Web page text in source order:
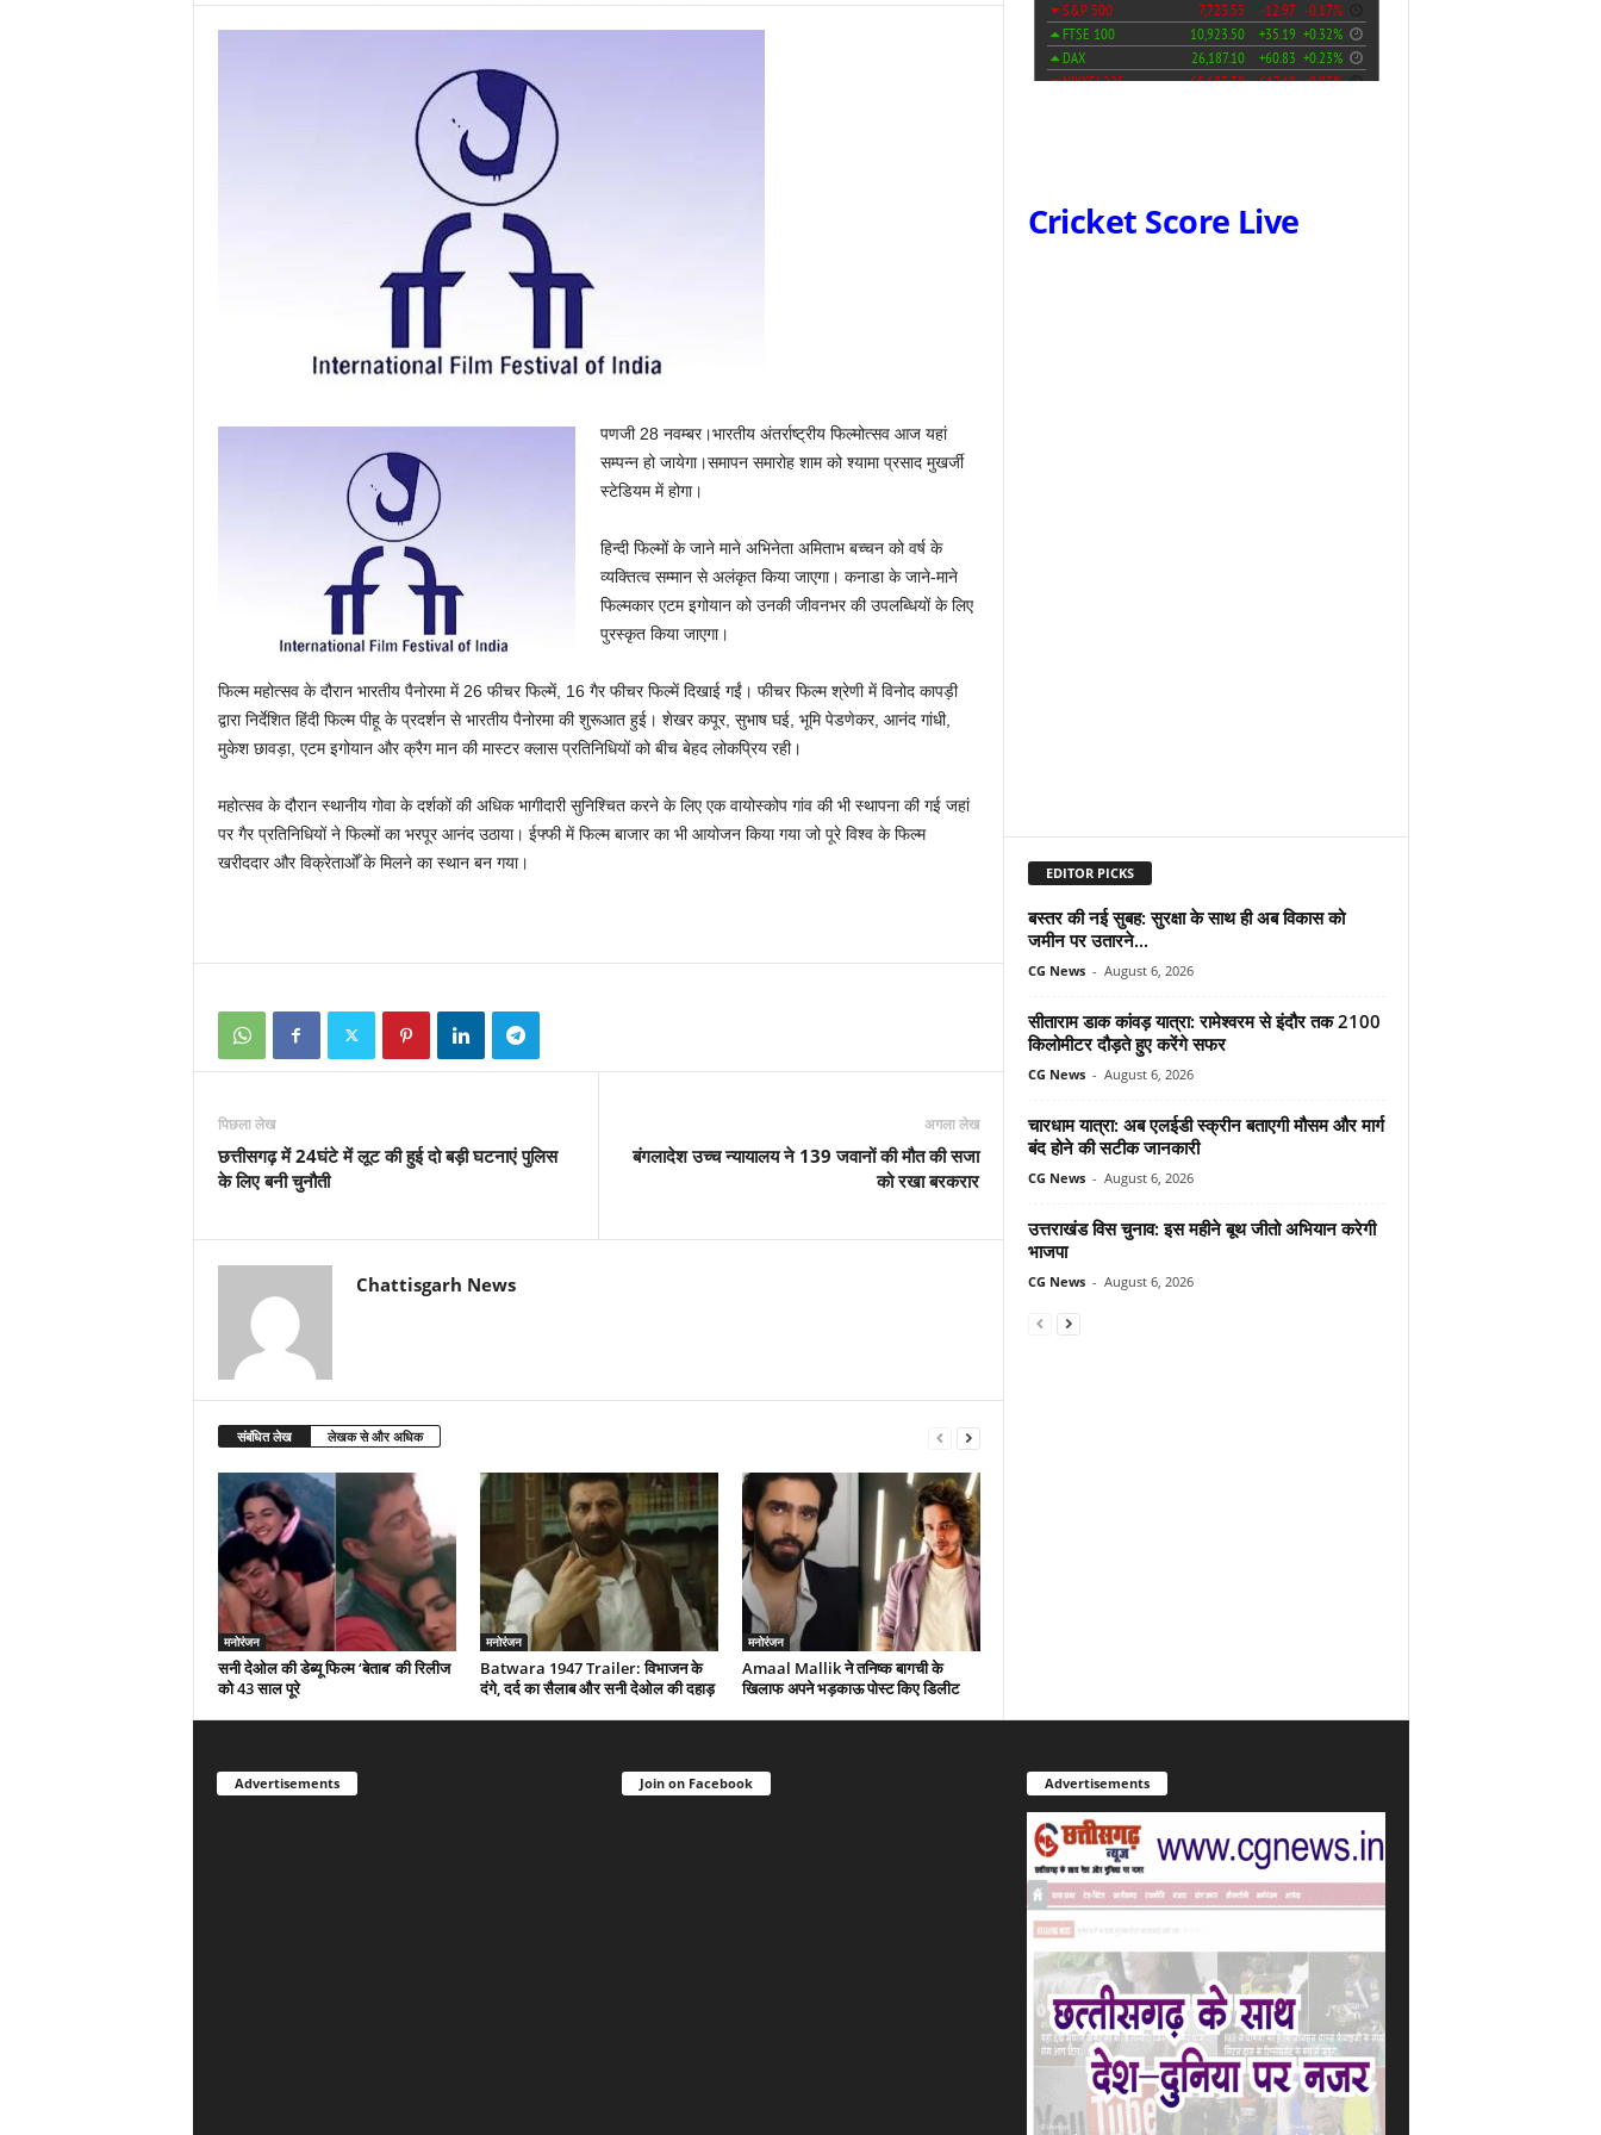
पणजी 28 नवम्बर।भारतीय अंतर्राष्ट्रीय फिल्मोत्सव आज यहां
सम्पन्न हो जायेगा।समापन समारोह शाम को श्यामा प्रसाद मुखर्जी
स्टेडियम में होगा।
हिन्दी फिल्मों के जाने माने अभिनेता अमिताभ बच्चन को वर्ष के
व्यक्तित्व सम्मान से अलंकृत किया जाएगा। कनाडा के जाने-माने
फिल्मकार एटम इगोयान को उनकी जीवनभर की उपलब्धियों के लिए
पुरस्कृत किया जाएगा।
फिल्म महोत्सव के दौरान भारतीय पैनोरमा में 26 फीचर फिल्में, 16 गैर फीचर फिल्में दिखाई गईं। फीचर फिल्म श्रेणी में विनोद कापड़ी
द्वारा निर्देशित हिंदी फिल्म पीहू के प्रदर्शन से भारतीय पैनोरमा की शुरूआत हुई। शेखर कपूर, सुभाष घई, भूमि पेडणेकर, आनंद गांधी,
मुकेश छावड़ा, एटम इगोयान और क्रैग मान की मास्टर क्लास प्रतिनिधियों को बीच बेहद लोकप्रिय रही।
महोत्सव के दौरान स्थानीय गोवा के दर्शकों की अधिक भागीदारी सुनिश्चित करने के लिए एक वायोस्कोप गांव की भी स्थापना की गई जहां
पर गैर प्रतिनिधियों ने फिल्मों का भरपूर आनंद उठाया। ईफ्फी में फिल्म बाजार का भी आयोजन किया गया जो पूरे विश्व के फिल्म
खरीददार और विक्रेताओँ के मिलने का स्थान बन गया।
पिछला लेख
छत्तीसगढ़ में 24घंटे में लूट की हुई दो बड़ी घटनाएं पुलिस
के लिए बनी चुनौती
अगला लेख
बंगलादेश उच्च न्यायालय ने 139 जवानों की मौत की सजा
को रखा बरकरार
Chattisgarh News
संबंधित लेख लेखक से और अधिक
मनोरंजन
सनी देओल की डेब्यू फिल्म ‘बेताब’ की रिलीज
को 43 साल पूरे
मनोरंजन
Batwara 1947 Trailer: विभाजन के
दंगे, दर्द का सैलाब और सनी देओल की दहाड़
मनोरंजन
Amaal Mallik ने तनिष्क बागची के
खिलाफ अपने भड़काऊ पोस्ट किए डिलीट
Cricket Score Live
EDITOR PICKS
बस्तर की नई सुबह: सुरक्षा के साथ ही अब विकास को
जमीन पर उतारने...
CG News - August 6, 2026
सीताराम डाक कांवड़ यात्रा: रामेश्वरम से इंदौर तक 2100
किलोमीटर दौड़ते हुए करेंगे सफर
CG News - August 6, 2026
चारधाम यात्रा: अब एलईडी स्क्रीन बताएगी मौसम और मार्ग
बंद होने की सटीक जानकारी
CG News - August 6, 2026
उत्तराखंड विस चुनाव: इस महीने बूथ जीतो अभियान करेगी
भाजपा
CG News - August 6, 2026
Advertisements Join on Facebook Advertisements